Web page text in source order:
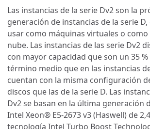
Las instancias de la serie Dv2 son la
generación de instancias de la serie
usar como máquinas virtuales o como
nube. Las instancias de las serie Dv2
con mayor capacidad que son un 35
término medio que en las instancias
cuentan con la misma configuración
discos que las de la serie D. Las
Dv2 se basan en la última generación
Intel Xeon® E5-2673 v3 (Haswell) de
tecnología Intel Turbo Boost